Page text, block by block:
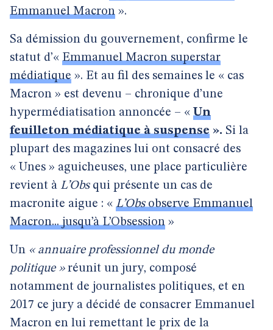
Emmanuel Macron ».
Sa démission du gouvernement, confirme le
statut d’« Emmanuel Macron superstar
médiatique ». Et au fil des semaines le « cas
Macron » est devenu – chronique d’une
hypermédiatisation annoncée – « Un
feuilleton médiatique à suspense ». Si la
plupart des magazines lui ont consacré des
« Unes » aguicheuses, une place particulière
revient à L’Obsqui présente un cas de
macronite aigue : « L’Obsobserve Emmanuel
Macron... jusqu’à L’Obsession »
Un « annuaire professionnel du monde
politique »réunit un jury, composé
notamment de journalistes politiques, et en
2017 ce jury a décidé de consacrer Emmanuel
Macron en lui remettant le prix de la